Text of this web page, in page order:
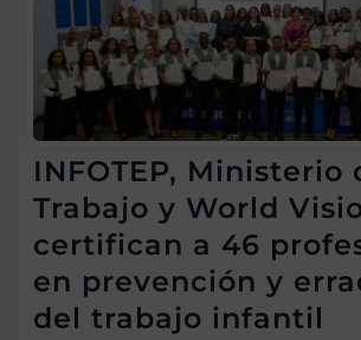
INFOTEP, Ministerio
Trabajo y World
certifican a 46
en prevención y
del trabajo infantil